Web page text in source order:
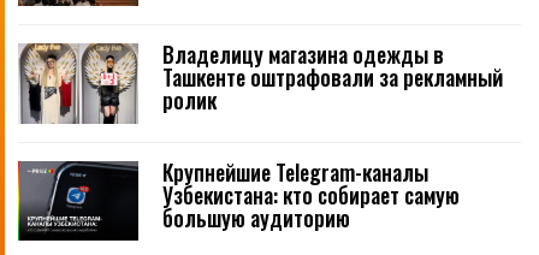
Владелицу магазина одежды в
Ташкенте оштрафовали за рекламный
ролик
Крупнейшие Telegram-каналы
Узбекистана: кто собирает самую
большую аудиторию